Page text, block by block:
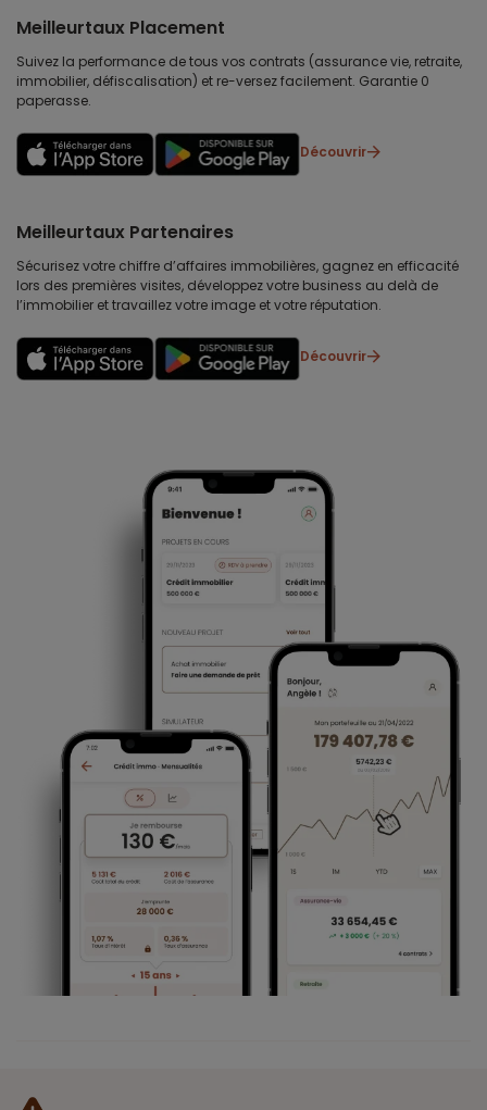
Meilleurtaux Placement
Suivez la performance de tous vos contrats (assurance vie, retraite,
immobilier, défiscalisation) et re-versez facilement. Garantie 0
paperasse.
Découvrir
Meilleurtaux Partenaires
Sécurisez votre chiffre d’affaires immobilières, gagnez en efficacité
lors des premières visites, développez votre business au delà de
l’immobilier et travaillez votre image et votre réputation.
Découvrir